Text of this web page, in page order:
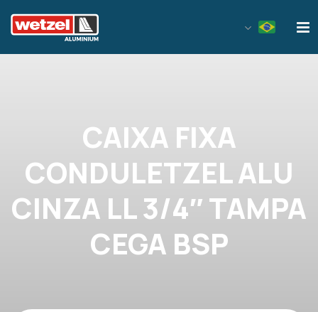
CAIXA FIXA
CONDULETZEL ALU
CINZA LL 3/4″ TAMPA
CEGA BSP